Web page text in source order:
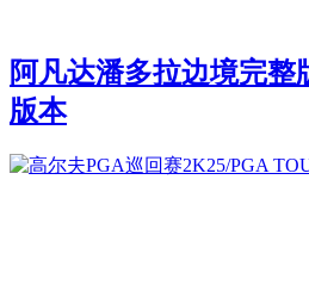
阿凡达潘多拉边境完整
版本